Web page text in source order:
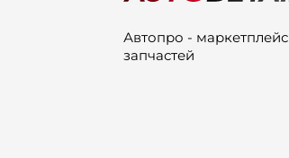
Автопро - маркетплейс
запчастей